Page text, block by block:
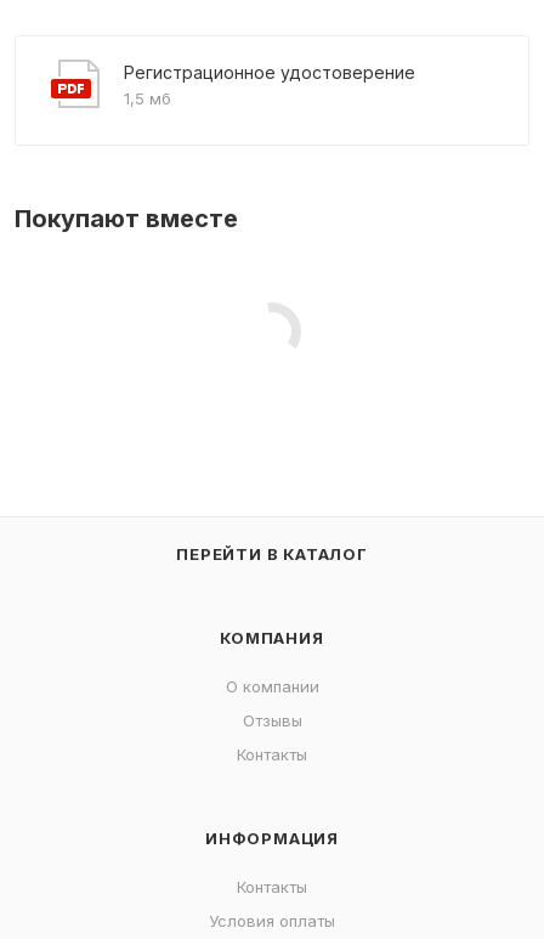
Регистрационное удостоверение
1,5 мб
Покупают вместе
ПЕРЕЙТИ В КАТАЛОГ
КОМПАНИЯ
О компании
Отзывы
Контакты
ИНФОРМАЦИЯ
Контакты
Условия оплаты